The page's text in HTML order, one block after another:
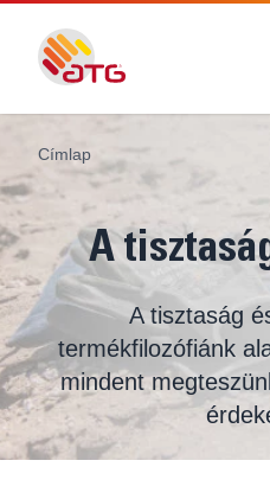
Címlap
A
A tisztaság
termékfilozófiánk
mindent